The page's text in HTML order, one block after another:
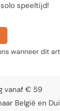
speeltijd!
wanneer dit
vanaf € 59
België en